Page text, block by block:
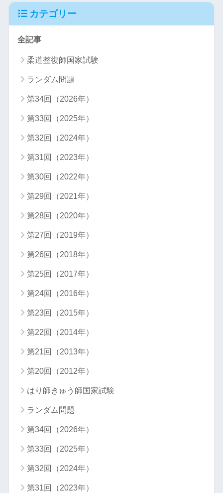
カテゴリー
全記事
柔道整復師国家試験
ランダム問題
第34回（2026年）
第33回（2025年）
第32回（2024年）
第31回（2023年）
第30回（2022年）
第29回（2021年）
第28回（2020年）
第27回（2019年）
第26回（2018年）
第25回（2017年）
第24回（2016年）
第23回（2015年）
第22回（2014年）
第21回（2013年）
第20回（2012年）
はり師きゅう師国家試験
ランダム問題
第34回（2026年）
第33回（2025年）
第32回（2024年）
第31回（2023年）